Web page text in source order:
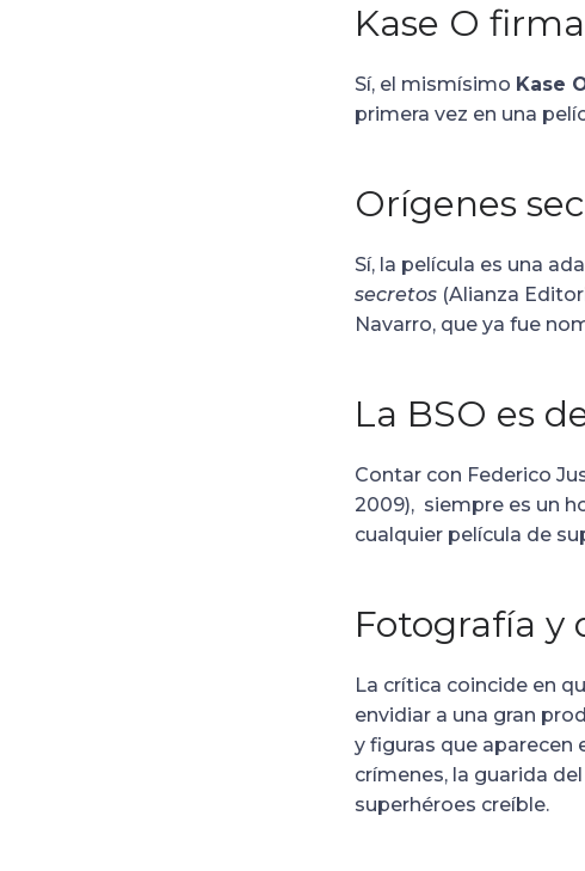
Kase O
Sí, el mismísimo Kase
primera vez en una
Orígenes
Sí, la película es una
secretos (Alianza
Navarro, que ya fue
La BSO es
Contar con Federico
2009), siempre es un
cualquier película de
Fotografía y
La crítica coincide en
envidiar a una gran
y figuras que aparecen
crímenes, la guarida
superhéroes creíble.